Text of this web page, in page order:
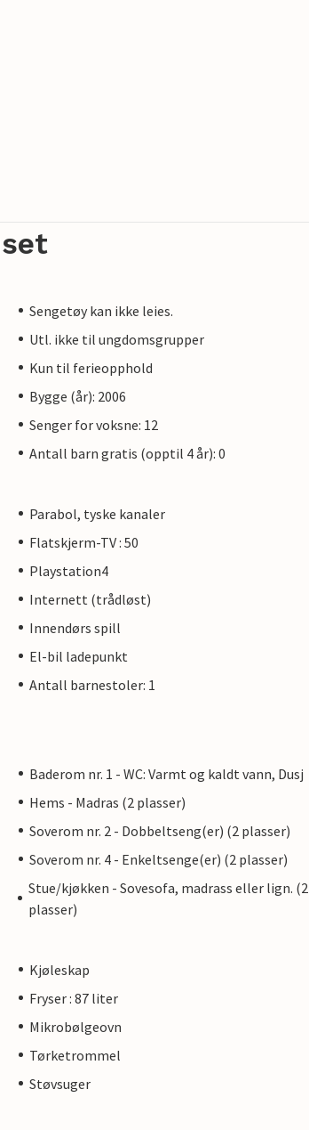
Sengetøy kan ikke leies.
Utl. ikke til ungdomsgrupper
Kun til ferieopphold
Bygge (år): 2006
Senger for voksne: 12
Antall barn gratis (opptil 4 år): 0
Parabol, tyske kanaler
Flatskjerm-TV : 50
Playstation4
Internett (trådløst)
Innendørs spill
El-bil ladepunkt
Antall barnestoler: 1
Baderom nr. 1 - WC: Varmt og kaldt vann, Dusj
Hems - Madras (2 plasser)
Soverom nr. 2 - Dobbeltseng(er) (2 plasser)
Soverom nr. 4 - Enkeltsenge(er) (2 plasser)
Stue/kjøkken - Sovesofa, madrass eller lign. (2
plasser)
Kjøleskap
Fryser : 87 liter
Mikrobølgeovn
Tørketrommel
Støvsuger